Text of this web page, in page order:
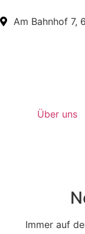
Am Bahnhof 7,
Über uns
Immer auf